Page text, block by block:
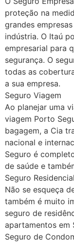
proteção na
grandes
indústria. O Itaú
empresarial para
segurança. O
todas as
a sua empresa.
Seguro Viagem
Ao planejar uma
viagem Porto
bagagem, a Cia
nacional e
Seguro é
de saúde e
Seguro Residencial
Não se esqueça
também é muito
seguro de
apartamentos em
Seguro de